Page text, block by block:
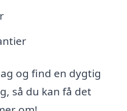
og find en dygtig
så du kan få det